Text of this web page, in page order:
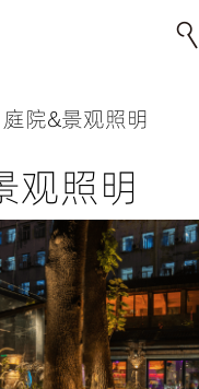
庭院&景观照明
观照明